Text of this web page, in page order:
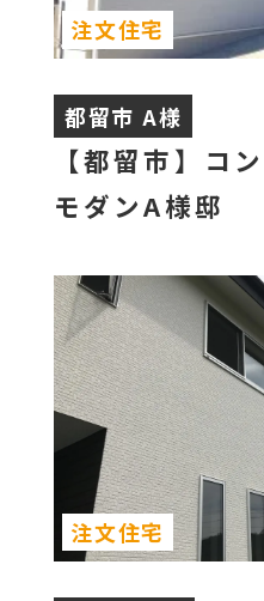
都留市 A様
【都留市】コ
モダンA様邸
注文住宅
注文住宅